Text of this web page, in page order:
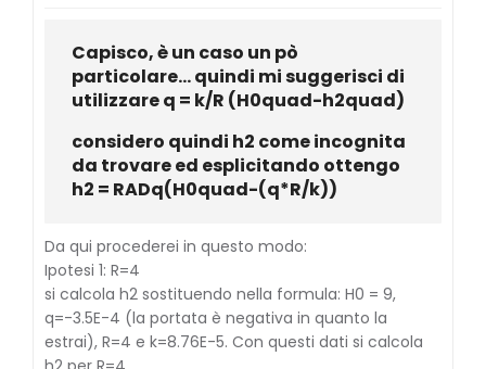
Capisco, è un caso un pò
particolare… quindi mi suggerisci di
utilizzare q = k/R (H0quad-h2quad)
considero quindi h2 come incognita
da trovare ed esplicitando ottengo
h2 = RADq(H0quad-(q*R/k))
Da qui procederei in questo modo:
Ipotesi 1: R=4
si calcola h2 sostituendo nella formula: H0 = 9,
q=-3.5E-4 (la portata è negativa in quanto la
estrai), R=4 e k=8.76E-5. Con questi dati si calcola